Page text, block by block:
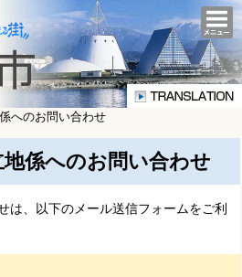
へのお問い合わせ
係へのお問い合わせ
は、以下のメール送信フォームをご利